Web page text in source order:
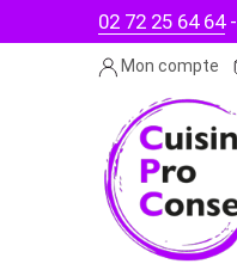
02 72 25 64 64-
Mon compte